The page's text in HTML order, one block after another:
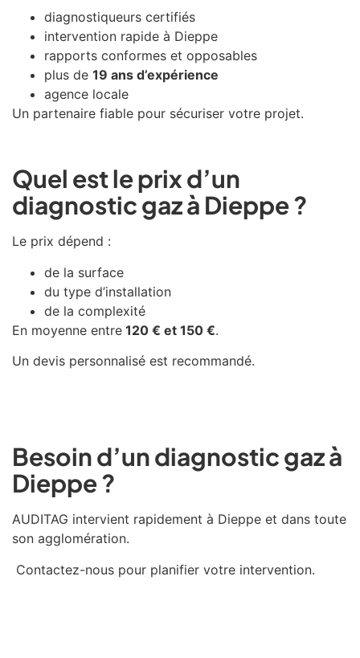
diagnostiqueurs certifiés
intervention rapide à Dieppe
rapports conformes et opposables
plus de 19 ans d’expérience
agence locale
Un partenaire fiable pour sécuriser votre projet.
Quel est le prix d’un
diagnostic gaz à Dieppe ?
Le prix dépend :
de la surface
du type d’installation
de la complexité
En moyenne entre 120 € et 150 €.
Un devis personnalisé est recommandé.
Besoin d’un diagnostic gaz à
Dieppe ?
AUDITAG intervient rapidement à Dieppe et dans toute
son agglomération.
Contactez-nous pour planifier votre intervention.